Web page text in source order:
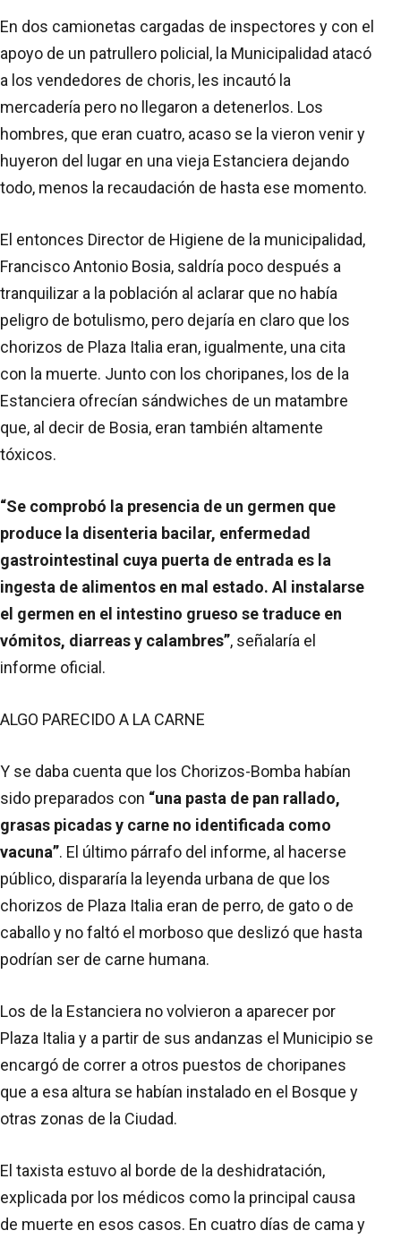
En dos camionetas cargadas de inspectores y con el
apoyo de un patrullero policial, la Municipalidad atacó
a los vendedores de choris, les incautó la
mercadería pero no llegaron a detenerlos. Los
hombres, que eran cuatro, acaso se la vieron venir y
huyeron del lugar en una vieja Estanciera dejando
todo, menos la recaudación de hasta ese momento.
El entonces Director de Higiene de la municipalidad,
Francisco Antonio Bosia, saldría poco después a
tranquilizar a la población al aclarar que no había
peligro de botulismo, pero dejaría en claro que los
chorizos de Plaza Italia eran, igualmente, una cita
con la muerte. Junto con los choripanes, los de la
Estanciera ofrecían sándwiches de un matambre
que, al decir de Bosia, eran también altamente
tóxicos.
“Se comprobó la presencia de un germen que
produce la disenteria bacilar, enfermedad
gastrointestinal cuya puerta de entrada es la
ingesta de alimentos en mal estado. Al instalarse
el germen en el intestino grueso se traduce en
vómitos, diarreas y calambres”, señalaría el
informe oficial.
ALGO PARECIDO A LA CARNE
Y se daba cuenta que los Chorizos-Bomba habían
sido preparados con “una pasta de pan rallado,
grasas picadas y carne no identificada como
vacuna”. El último párrafo del informe, al hacerse
público, dispararía la leyenda urbana de que los
chorizos de Plaza Italia eran de perro, de gato o de
caballo y no faltó el morboso que deslizó que hasta
podrían ser de carne humana.
Los de la Estanciera no volvieron a aparecer por
Plaza Italia y a partir de sus andanzas el Municipio se
encargó de correr a otros puestos de choripanes
que a esa altura se habían instalado en el Bosque y
otras zonas de la Ciudad.
El taxista estuvo al borde de la deshidratación,
explicada por los médicos como la principal causa
de muerte en esos casos. En cuatro días de cama y